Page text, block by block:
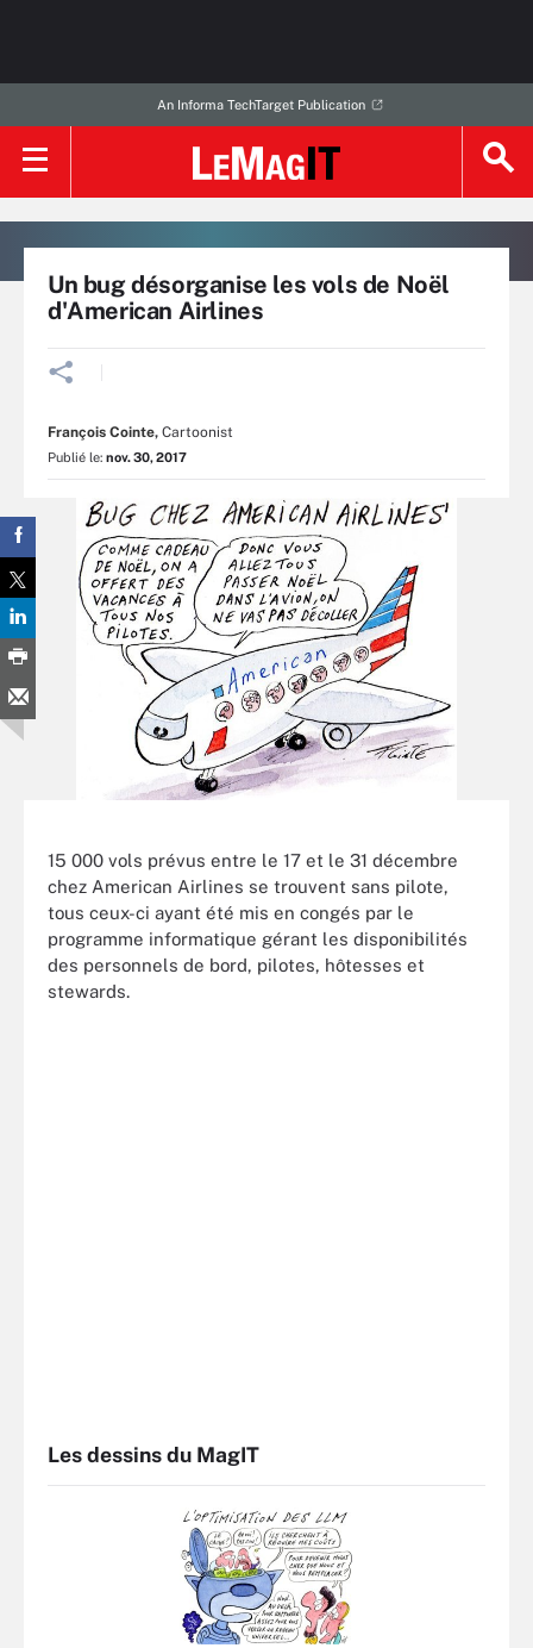
An Informa TechTarget Publication
Un bug désorganise les vols de Noël
d'American Airlines
François Cointe, Cartoonist
Publié le: nov. 30, 2017
15 000 vols prévus entre le 17 et le 31 décembre
chez American Airlines se trouvent sans pilote,
tous ceux-ci ayant été mis en congés par le
programme informatique gérant les disponibilités
des personnels de bord, pilotes, hôtesses et
stewards.
Les dessins du MagIT